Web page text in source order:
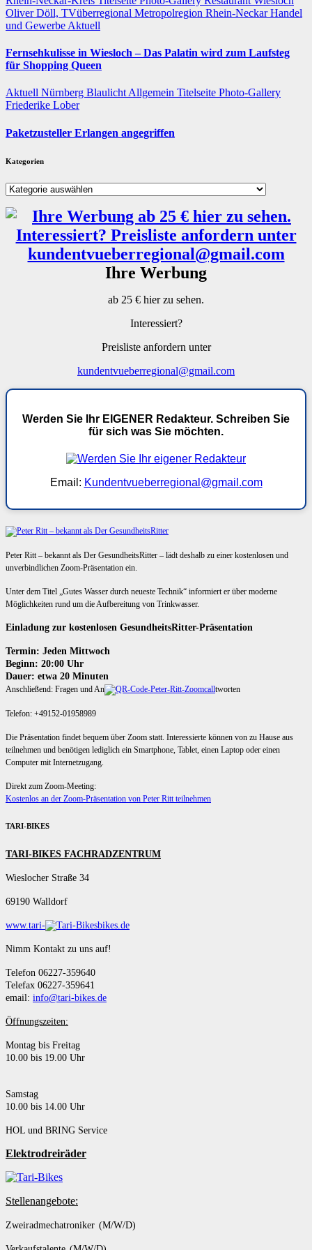
Oliver Döll, TVüberregional Metropolregion Rhein-Neckar Handel
und Gewerbe Aktuell
Fernsehkulisse in Wiesloch – Das Palatin wird zum Laufsteg
für Shopping Queen
Aktuell Nürnberg Blaulicht Allgemein Titelseite Photo-Gallery
Friederike Lober
Paketzusteller Erlangen angegriffen
Kategorien
Kategorien
Ihre Werbung
ab 25 € hier zu sehen.
Interessiert?
Preisliste anfordern unter
kundentvueberregional@gmail.com
Werden Sie Ihr EIGENER Redakteur. Schreiben Sie
für sich was Sie möchten.
Email: Kundentvueberregional@gmail.com
Peter Ritt – bekannt als Der GesundheitsRitter – lädt deshalb zu einer kostenlosen und
unverbindlichen Zoom-Präsentation ein.
Unter dem Titel „Gutes Wasser durch neueste Technik“ informiert er über moderne
Möglichkeiten rund um die Aufbereitung von Trinkwasser.
Einladung zur kostenlosen GesundheitsRitter-Präsentation
Termin: Jeden Mittwoch
Beginn: 20:00 Uhr
Dauer: etwa 20 Minuten
Anschließend: Fragen und An tworten
Telefon: +49152-01958989
Die Präsentation findet bequem über Zoom statt. Interessierte können von zu Hause aus
teilnehmen und benötigen lediglich ein Smartphone, Tablet, einen Laptop oder einen
Computer mit Internetzugang.
Direkt zum Zoom-Meeting:
Kostenlos an der Zoom-Präsentation von Peter Ritt teilnehmen
TARI-BIKES
TARI-BIKES FACHRADZENTRUM
Wieslocher Straße 34
69190 Walldorf
www.tari- bikes.de
Nimm Kontakt zu uns auf!
Telefon 06227-359640
Telefax 06227-359641
email: info@tari-bikes.de
Öffnungszeiten:
Montag bis Freitag
10.00 bis 19.00 Uhr
Samstag
10.00 bis 14.00 Uhr
HOL und BRING Service
Elektrodreiräder
Stellenangebote:
Zweiradmechatroniker (M/W/D)